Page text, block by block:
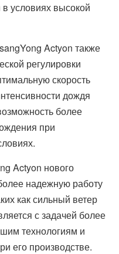
условиях высокой
Actyon также
регулировки
скорость
дождя
более
при
Actyon нового
надежную работу
как сильный ветер
с задачей более
технологиям и
его производстве.